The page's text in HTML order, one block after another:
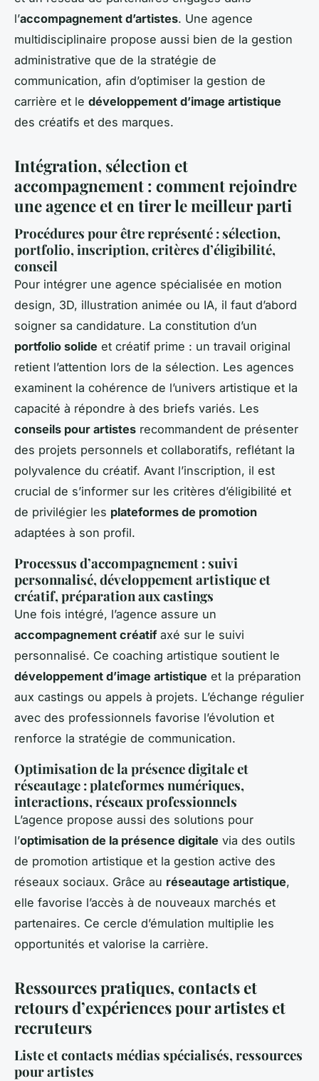
l’accompagnement d’artistes. Une agence
multidisciplinaire propose aussi bien de la gestion
administrative que de la stratégie de
communication, afin d’optimiser la gestion de
carrière et le développement d’image artistique
des créatifs et des marques.
Intégration, sélection et
accompagnement : comment rejoindre
une agence et en tirer le meilleur parti
Procédures pour être représenté : sélection,
portfolio, inscription, critères d’éligibilité,
conseil
Pour intégrer une agence spécialisée en motion
design, 3D, illustration animée ou IA, il faut d’abord
soigner sa candidature. La constitution d’un
portfolio solide et créatif prime : un travail original
retient l’attention lors de la sélection. Les agences
examinent la cohérence de l’univers artistique et la
capacité à répondre à des briefs variés. Les
conseils pour artistes recommandent de présenter
des projets personnels et collaboratifs, reflétant la
polyvalence du créatif. Avant l’inscription, il est
crucial de s’informer sur les critères d’éligibilité et
de privilégier les plateformes de promotion
adaptées à son profil.
Processus d’accompagnement : suivi
personnalisé, développement artistique et
créatif, préparation aux castings
Une fois intégré, l’agence assure un
accompagnement créatifaxé sur le suivi
personnalisé. Ce coaching artistique soutient le
développement d’image artistique et la préparation
aux castings ou appels à projets. L’échange régulier
avec des professionnels favorise l’évolution et
renforce la stratégie de communication.
Optimisation de la présence digitale et
réseautage : plateformes numériques,
interactions, réseaux professionnels
L’agence propose aussi des solutions pour
l’optimisation de la présence digitale via des outils
de promotion artistique et la gestion active des
réseaux sociaux. Grâce au réseautage artistique,
elle favorise l’accès à de nouveaux marchés et
partenaires. Ce cercle d’émulation multiplie les
opportunités et valorise la carrière.
Ressources pratiques, contacts et
retours d’expériences pour artistes et
recruteurs
Liste et contacts médias spécialisés, ressources
pour artistes